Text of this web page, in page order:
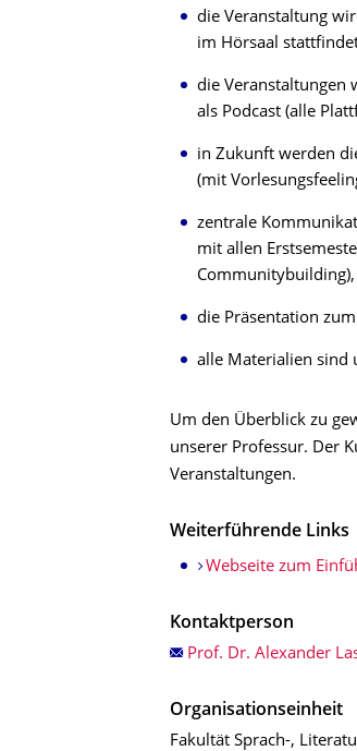
die Veranstaltung
im Hörsaal
die Veranstaltungen
als Podcast (alle
in Zukunft werden
(mit
zentrale
mit allen
Communitybuilding),
die Präsentation
alle Materialien sind
Um den Überblick zu
unserer Professur. Der
Veranstaltungen.
Weiterführende Links
Webseite zum
Kontaktperson
Prof. Dr. Alexander
Organisationseinheit
Fakultät Sprach-,